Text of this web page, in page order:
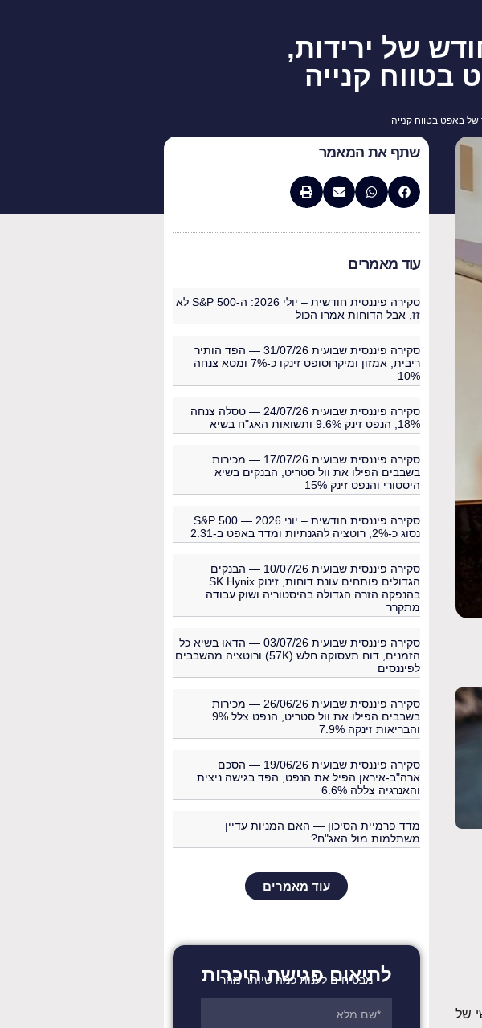
חודשית – מרץ 2026: חודש של ירידות,
בטווח קנייה
של
שתף את המאמר
עוד מאמרים
סקירה פיננסית חודשית – יולי 2026: ה-S&P 500 לא
זז, אבל הדוחות אמרו הכול
סקירה פיננסית שבועית 31/07/26 — הפד הותיר
ריבית, אמזון ומיקרוסופט זינקו כ-7% ומטא צנחה
10%
סקירה פיננסית שבועית 24/07/26 — טסלה צנחה
18%, הנפט זינק 9.6% ותשואות האג"ח בשיא
סקירה פיננסית שבועית 17/07/26 — מכירות
בשבבים הפילו את וול סטריט, הבנקים בשיא
היסטורי והנפט זינק 15%
סקירה פיננסית חודשית – יוני 2026 — S&P 500
נסוג כ-2%, רוטציה להגנתיות ומדד באפט ב-2.31
סקירה פיננסית שבועית 10/07/26 — הבנקים
הגדולים פותחים עונת דוחות, זינוק SK Hynix
בהנפקה הזרה הגדולה בהיסטוריה ושוק עבודה
מתקרר
סקירה פיננסית שבועית 03/07/26 — הדאו בשיא כל
הזמנים, דוח תעסוקה חלש (57K) ורוטציה מהשבבים
לפיננסים
סקירה פיננסית שבועית 26/06/26 — מכירות
בשבבים הפילו את וול סטריט, הנפט צלל 9%
והבריאות זינקה 7.9%
סקירה פיננסית שבועית 19/06/26 — הסכם
ארה"ב-איראן הפיל את הנפט, הפד בגישה ניצית
והאנרגיה צללה 6.6%
מדד פרמיית הסיכון — האם המניות עדיין
משתלמות מול האג"ח?
עוד מאמרים
לתיאום פגישת היכרות
מבטיחים לענות כמה שיותר מהר